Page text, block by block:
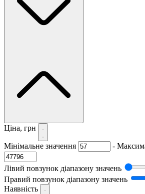
Ціна, грн
Мінімальне значення -
Лівий повзунок діапазону значень
Правий повзунок діапазону значень
Наявність